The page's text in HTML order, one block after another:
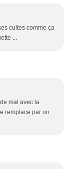
cuites comme ça
...
mal avec la
remplace par un